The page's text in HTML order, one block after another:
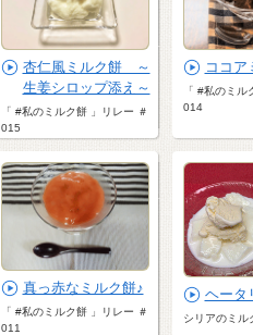
杏仁風ミルク餅 ～
生姜シロップ添え～
「 #私のミルク餅 」リレー ＃
015
ココア
「 #私のミ
014
真っ赤なミルク餅♪
「 #私のミルク餅 」リレー ＃
011
ヘータ
シリアのミル